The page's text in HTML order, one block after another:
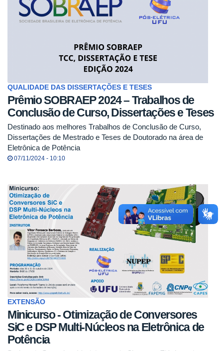
QUALIDADE DAS DISSERTAÇÕES E TESES
Prêmio SOBRAEP 2024 – Trabalhos de
Conclusão de Curso, Dissertações e Teses
Destinado aos melhores Trabalhos de Conclusão de Curso,
Dissertações de Mestrado e Teses de Doutorado na área de
Eletrônica de Potência
07/11/2024 - 10:10
EXTENSÃO
Minicurso - Otimização de Conversores
SiC e DSP Multi-Núcleos na Eletrônica de
Potência